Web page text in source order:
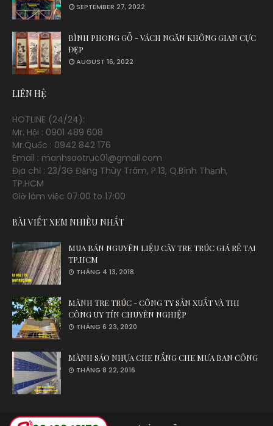
SEPTEMBER 27, 2022
BÌNH PHONG GỖ - VÁCH NGĂN KHÔNG GIAN CỰC
ĐẸP
AUGUST 16, 2022
LIÊN HỆ
HOTLINE (24/24):
Mr. Hội : 0901 489 608
Mr.Quốc : 0942 842 176
Email : manhsaotruc01@gmail.com
Địa chỉ : 23/3G Đặng Thùy Trâm, P.13, Q.Bình Thạnh,
TP.HCM
Giờ làm việc 07:00 to 17:00
BÀI VIẾT XEM NHIỀU NHẤT
MUA BÁN NGUYÊN LIỆU CÂY TRE TRÚC GIÁ RẺ TẠI
TP.HCM
THÁNG 4 13, 2018
MÀNH TRE TRÚC - CÔNG TY SẢN XUẤT VÀ THI
CÔNG UY TÍN CHUYÊN NGHIỆP
THÁNG 6 23, 2020
MÀNH SÁO NHỰA CHE NẮNG CHE MƯA BAN CÔNG
THÁNG 8 22, 2016